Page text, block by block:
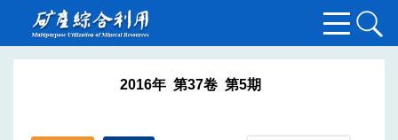
2016年 第37卷 第5期